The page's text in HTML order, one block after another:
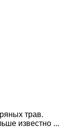
трав.
известно ...